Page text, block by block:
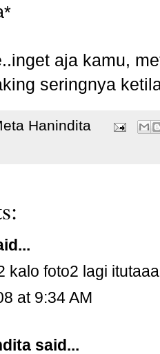
aja kamu,
seringnya
Hanindita
kalo foto2 lagi
at 9:34 AM
said...